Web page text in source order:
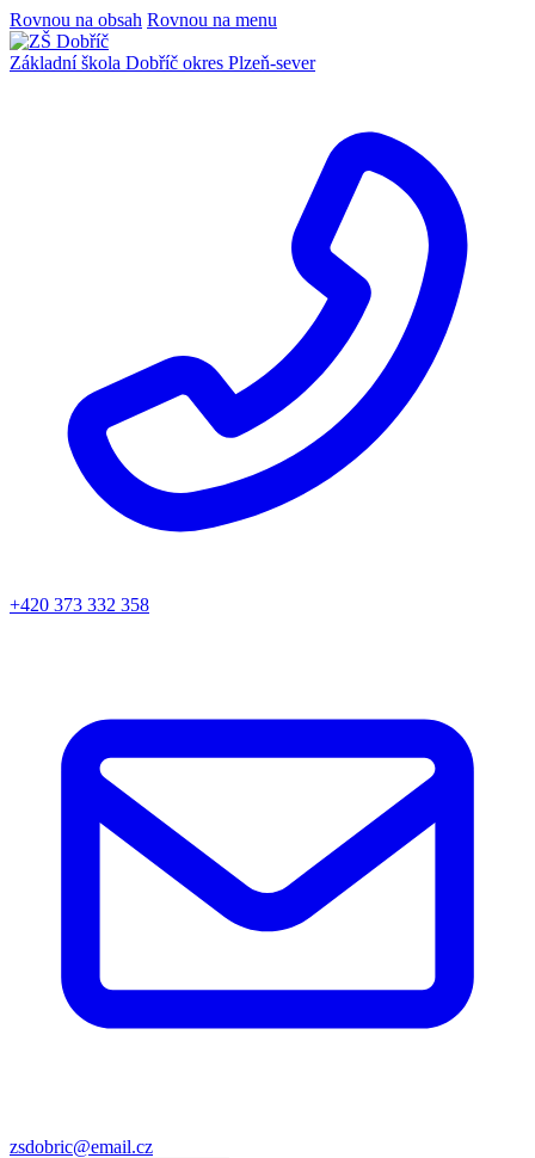
Rovnou na obsah Rovnou na menu
Základní škola Dobříč okres Plzeň-sever
+420 373 332 358
zsdobric@email.cz